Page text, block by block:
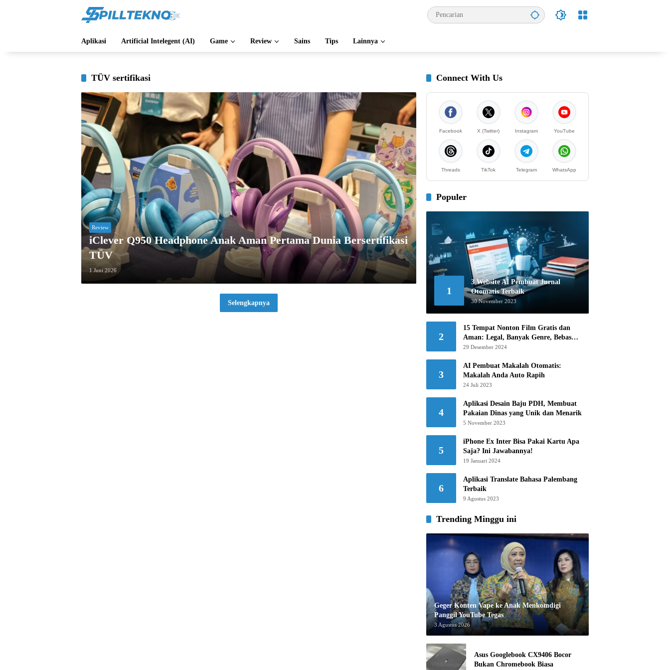
Aplikasi Artificial Intelegent (AI) Game Review Sains Tips Lainnya
TÜV sertifikasi
Review
iClever Q950 Headphone Anak Aman Pertama Dunia Bersertifikasi
TÜV
1 Juni 2026
Selengkapnya
Connect With Us
Facebook X (Twitter) Instagram YouTube
Threads TikTok Telegram WhatsApp
Populer
1
3 Website AI Pembuat Jurnal
Otomatis Terbaik
30 November 2023
2
15 Tempat Nonton Film Gratis dan
Aman: Legal, Banyak Genre, Bebas
Khawatir!
29 Desember 2024
3
AI Pembuat Makalah Otomatis:
Makalah Anda Auto Rapih
24 Juli 2023
4
Aplikasi Desain Baju PDH, Membuat
Pakaian Dinas yang Unik dan Menarik
5 November 2023
5
iPhone Ex Inter Bisa Pakai Kartu Apa
Saja? Ini Jawabannya!
19 Januari 2024
6
Aplikasi Translate Bahasa Palembang
Terbaik
9 Agustus 2023
Trending Minggu ini
Geger Konten Vape ke Anak Menkomdigi
Panggil YouTube Tegas
3 Agustus 2026
Asus Googlebook CX9406 Bocor
Bukan Chromebook Biasa